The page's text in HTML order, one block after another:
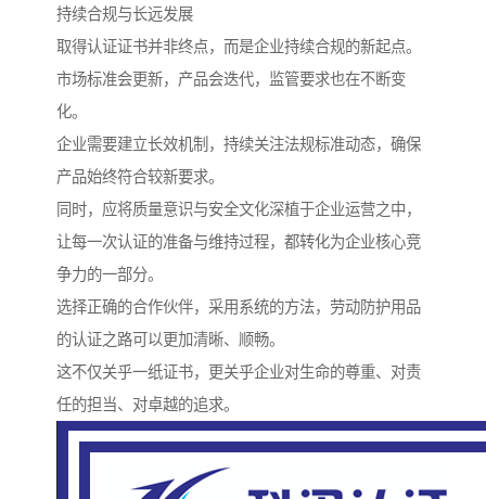
持续合规与长远发展
取得认证证书并非终点，而是企业持续合规的新起点。
市场标准会更新，产品会迭代，监管要求也在不断变
化。
企业需要建立长效机制，持续关注法规标准动态，确保
产品始终符合较新要求。
同时，应将质量意识与安全文化深植于企业运营之中，
让每一次认证的准备与维持过程，都转化为企业核心竞
争力的一部分。
选择正确的合作伙伴，采用系统的方法，劳动防护用品
的认证之路可以更加清晰、顺畅。
这不仅关乎一纸证书，更关乎企业对生命的尊重、对责
任的担当、对卓越的追求。